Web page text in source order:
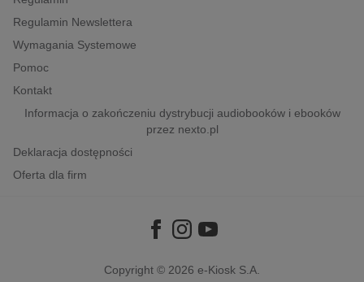
inne
popularno-naukowe
historia
Regulamin Newslettera
Wymagania Systemowe
Pomoc
Kontakt
Informacja o zakończeniu dystrybucji audiobooków i ebooków
przez nexto.pl
Deklaracja dostępności
Oferta dla firm
Copyright © 2026 e-Kiosk S.A.